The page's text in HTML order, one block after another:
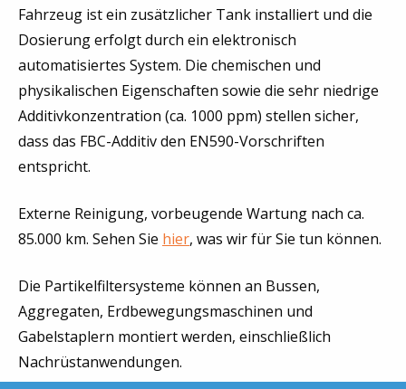
Fahrzeug ist ein zusätzlicher Tank installiert und die
Dosierung erfolgt durch ein elektronisch
automatisiertes System. Die chemischen und
physikalischen Eigenschaften sowie die sehr niedrige
Additivkonzentration (ca. 1000 ppm) stellen sicher,
dass das FBC-Additiv den EN590-Vorschriften
entspricht.
Externe Reinigung, vorbeugende Wartung nach ca.
85.000 km. Sehen Sie hier, was wir für Sie tun können.
Die Partikelfiltersysteme können an Bussen,
Aggregaten, Erdbewegungsmaschinen und
Gabelstaplern montiert werden, einschließlich
Nachrüstanwendungen.